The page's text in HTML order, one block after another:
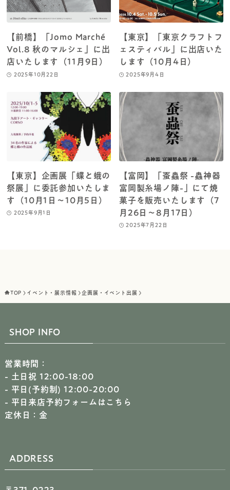
【前橋】「Jomo Marché
Vol.8 秋のマルシェ」に出
店いたします（11月9日）
2025年10月22日
【東京】「東京クラフトフ
ェスティバル」に出店いた
します（10月4日）
2025年9月4日
【東京】企画展「蝶と蛾の
祭展」に委託参加いたしま
す（10月1日～10月5日）
2025年9月1日
【富岡】「蚕蟲祭 -蟲神器
富岡製糸場ノ陣-」にて焼
菓子を販売いたします（7
月26日～8月17日）
2025年7月22日
TOP イベント・展示情報 企画展・イベント出展
SHOP INFO
営業時間：
- 土日祝 12:00-18:00
- 平日(予約制) 12:00-20:00
- 平日来店予約フォームはこちら
定休日：金
ADDRESS